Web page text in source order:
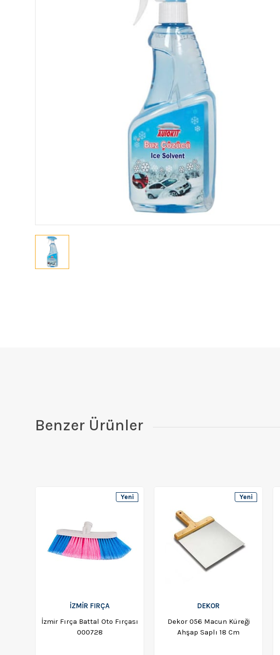
Benzer Ürünler
İZMİR FIRÇA
İzmir Fırça Battal Oto Fırçası
000728
Yeni
DEKOR
Dekor 056 Macun Küreği
Ahşap Saplı 18 Cm
Yeni